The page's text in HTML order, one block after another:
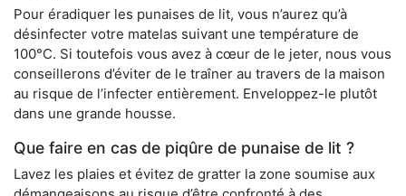
Pour éradiquer les punaises de lit, vous n’aurez qu’à
désinfecter votre matelas suivant une température de
100°C. Si toutefois vous avez à cœur de le jeter, nous vous
conseillerons d’éviter de le traîner au travers de la maison
au risque de l’infecter entièrement. Enveloppez-le plutôt
dans une grande housse.
Que faire en cas de piqûre de punaise de lit ?
Lavez les plaies et évitez de gratter la zone soumise aux